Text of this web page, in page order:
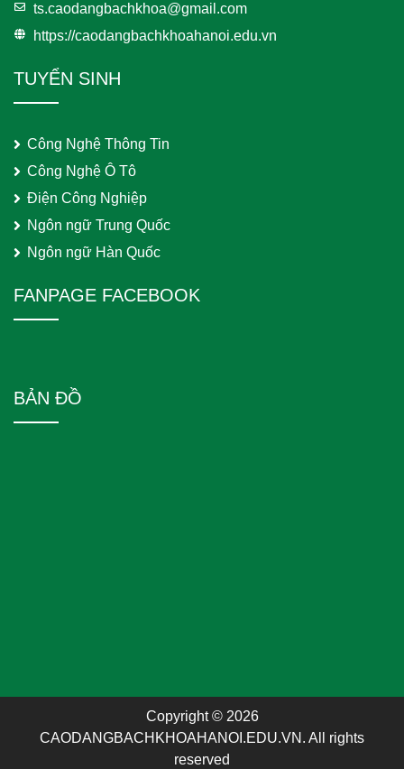
ts.caodangbachkhoa@gmail.com
https://caodangbachkhoahanoi.edu.vn
TUYỂN SINH
Công Nghệ Thông Tin
Công Nghệ Ô Tô
Điện Công Nghiệp
Ngôn ngữ Trung Quốc
Ngôn ngữ Hàn Quốc
FANPAGE FACEBOOK
BẢN ĐỒ
Copyright © 2026
CAODANGBACHKHOAHANOI.EDU.VN. All rights
reserved